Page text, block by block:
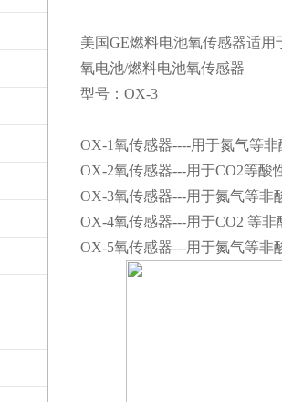
美国GE燃料电池氧传感器适用
氧电池/燃料电池氧传感器
型号：OX-3
OX-1氧传感器----用于氮气等
OX-2氧传感器---用于CO2等酸
OX-3氧传感器---用于氮气等非
OX-4氧传感器---用于CO2 等非
OX-5氧传感器---用于氮气等非